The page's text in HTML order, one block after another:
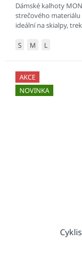
Dámské kalhoty
strečového
ideální na skialpy,
S M L
AKCE
NOVINKA